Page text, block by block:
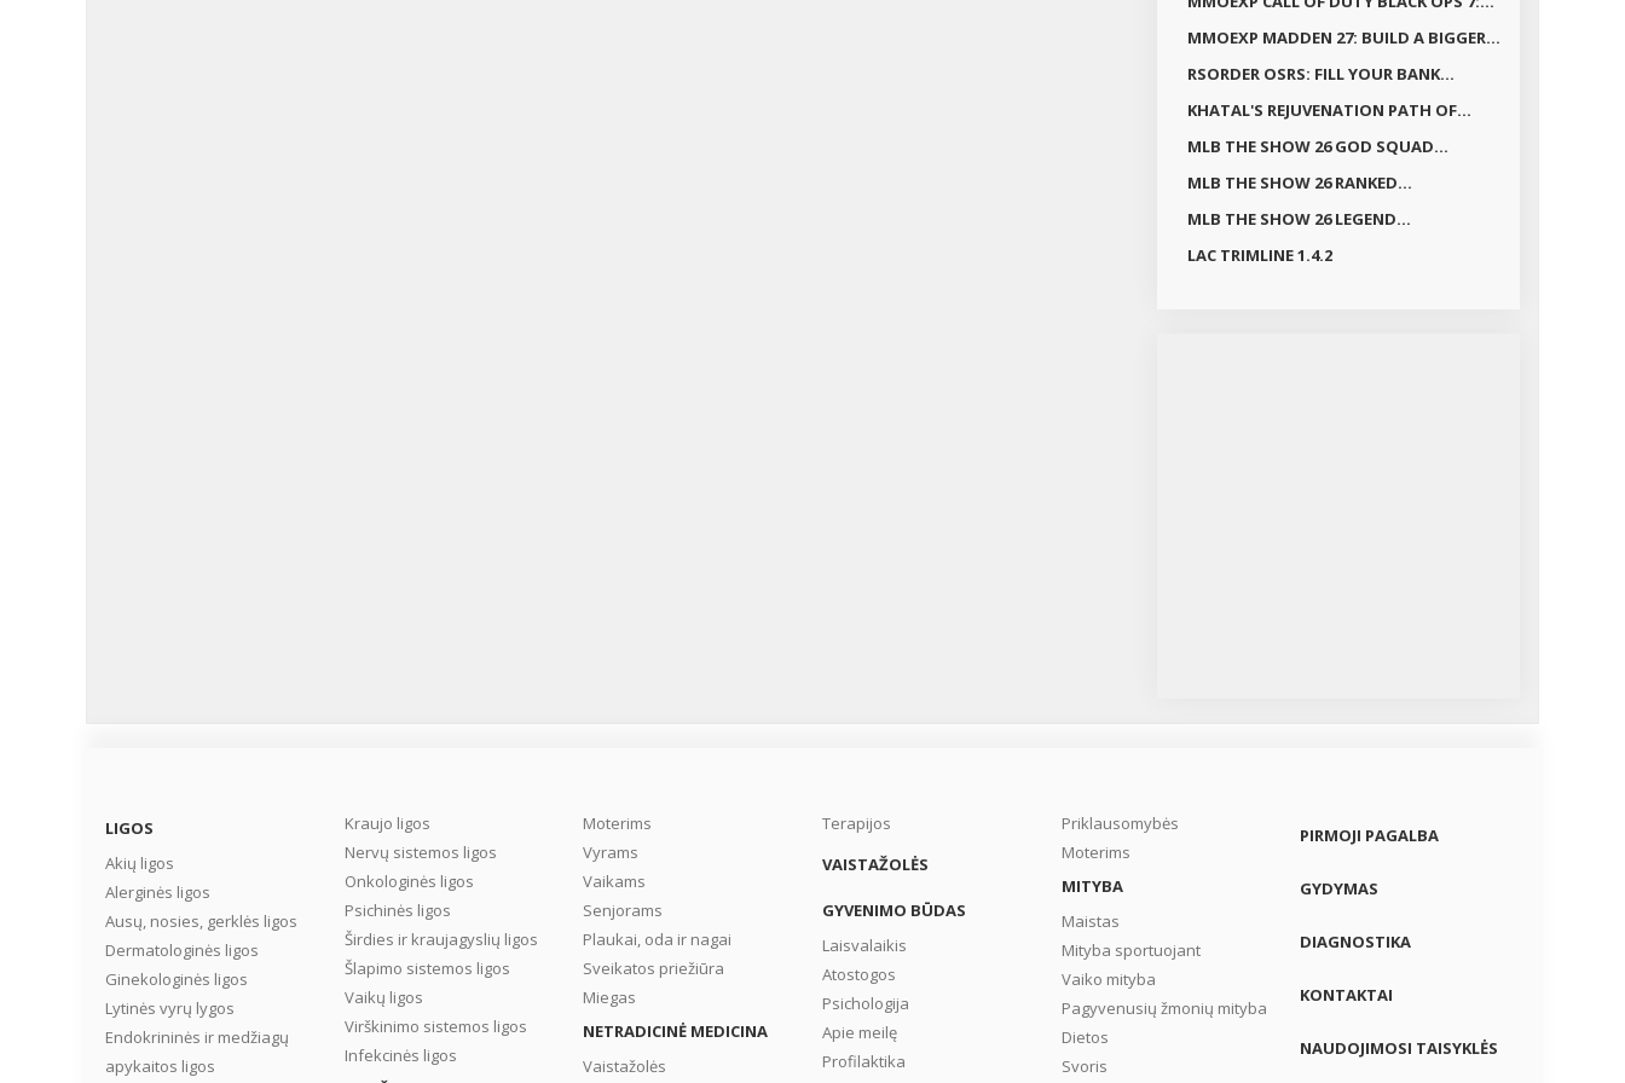
MMOEXP MADDEN 27: BUILD A BIGGER...
RSORDER OSRS: FILL YOUR BANK...
KHATAL'S REJUVENATION PATH OF...
MLB THE SHOW 26 GOD SQUAD...
MLB THE SHOW 26 RANKED...
MLB THE SHOW 26 LEGEND...
LAC TRIMLINE 1.4.2
LIGOS
Akių ligos
Alerginės ligos
Ausų, nosies, gerklės ligos
Dermatologinės ligos
Ginekologinės ligos
Lytinės vyrų lygos
Endokrininės ir medžiagų
apykaitos ligos
Kraujo ligos
Nervų sistemos ligos
Onkologinės ligos
Psichinės ligos
Širdies ir kraujagyslių ligos
Šlapimo sistemos ligos
Vaikų ligos
Virškinimo sistemos ligos
Infekcinės ligos
Moterims
Vyrams
Vaikams
Senjorams
Plaukai, oda ir nagai
Sveikatos priežiūra
Miegas
NETRADICINĖ MEDICINA
Vaistažolės
Terapijos
VAISTAŽOLĖS
GYVENIMO BŪDAS
Laisvalaikis
Atostogos
Psichologija
Apie meilę
Profilaktika
Priklausomybės
Moterims
MITYBA
Maistas
Mityba sportuojant
Vaiko mityba
Pagyvenusių žmonių mityba
Dietos
Svoris
PIRMOJI PAGALBA
GYDYMAS
DIAGNOSTIKA
KONTAKTAI
NAUDOJIMOSI TAISYKLĖS